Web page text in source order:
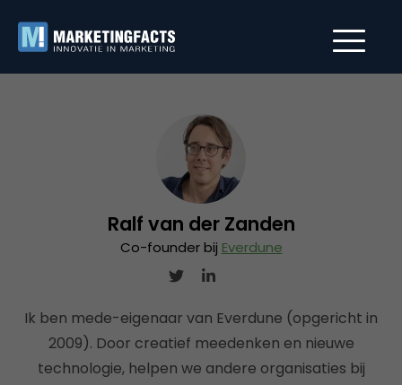
Ralf van der Zanden
Co-founder bij Everdune
Ik ben mede-eigenaar van Everdune (opgericht in
2009). Door creatief meedenken en nieuwe
technologie, helpen we andere organisaties bij